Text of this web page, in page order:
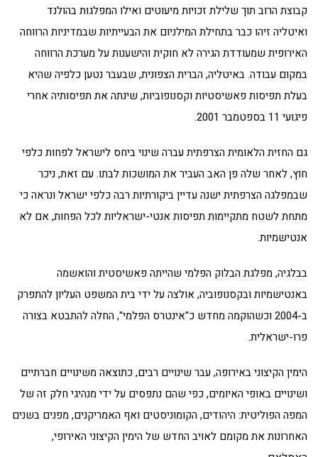
קבוצת הרוב תוך שלילת זכויות מיעוטים ואילו המפלגות בהולנד
ואיטליה זיהו כבר בתחילת המילניום את הבעייתיות שבמדיניות הרווחה
האירופית שמעודדת הגירה לא חוקית והישענות על מערכת הרווחה
במקום עבודה. באיטליה, הברית הצפונית, שבעבר נטען כלפיה שהיא
בעלת תפיסות פאשיסטיות וקסנופוביות, שינתה את תפיסותיה אחרי
פיגועי 11 בספטמבר 2001.
גם החזית הלאומית הצרפתית עברה שינוי ביחס לישראל לפחות כלפי
חוץ, לאחר שלה פן האב העביר את המושכות לבתו. עם זאת, ניכר
שבמפלגה הצרפתית ישנה עדיין ביקורתיות רבה כלפי ישראל ונראה כי
מתחת לשטח מתקיימות תפיסות אנטי-ישראליות לכל הפחות, אם לא
אנטישמיות.
בבלגיה, מפלגת הבלוק הפלמי שהייתה פאשיסטית והואשמה
באנטישמיות ובקסנופוביה, אולצה על ידי בית המשפט העליון להתפרק
ב-2004 וכשהוקמה מחדש כ"אינטרס הפלמי", החלה להתבטא בצורה
פרו-ישראלית.
הימין הקיצוני באירופה, עבר שינויים רבים, כתוצאה משינויים חברתיים
ושינויים באופי האיומים, כפי שהם נתפסים על ידי מנהיגי חלק זה של
המפה הפוליטית: היהודים, הקומוניסטים ואף האמריקנים, מפנים בשנים
האחרונות את מקומם לאויב החדש של הימין הקיצוני האירופי,